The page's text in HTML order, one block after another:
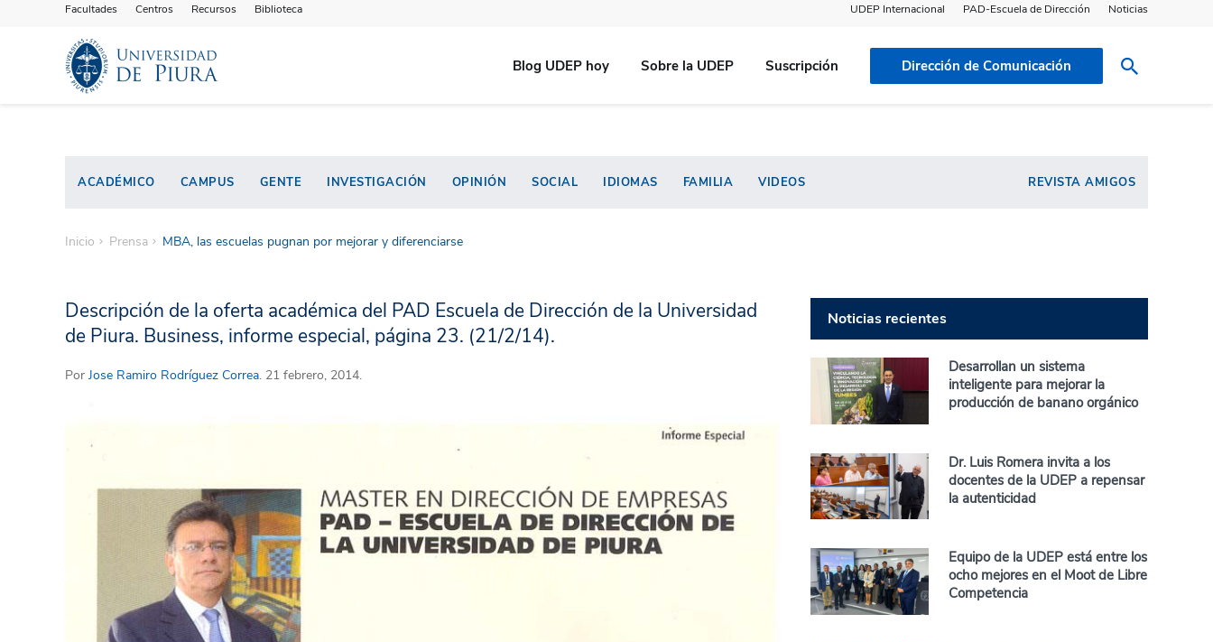
Facultades Centros Recursos Biblioteca UDEP Internacional PAD-Escuela de Dirección Noticias
Blog UDEP hoy Sobre la UDEP Suscripción Dirección de Comunicación
ACADÉMICO CAMPUS GENTE INVESTIGACIÓN OPINIÓN SOCIAL IDIOMAS FAMILIA VIDEOS REVISTA AMIGOS
Inicio Prensa MBA, las escuelas pugnan por mejorar y diferenciarse
Descripción de la oferta académica del PAD Escuela de Dirección de la Universidad
de Piura. Business, informe especial, página 23. (21/2/14).
Por Jose Ramiro Rodríguez Correa. 21 febrero, 2014.
Noticias recientes
Desarrollan un sistema
inteligente para mejorar la
producción de banano orgánico
Dr. Luis Romera invita a los
docentes de la UDEP a repensar
la autenticidad
Equipo de la UDEP está entre los
ocho mejores en el Moot de Libre
Competencia